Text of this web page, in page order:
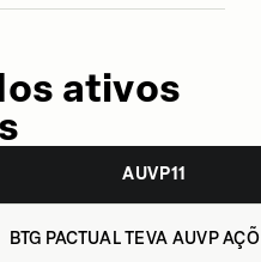
ativos
AUVP11
BTG PACTUAL TEVA AUVP